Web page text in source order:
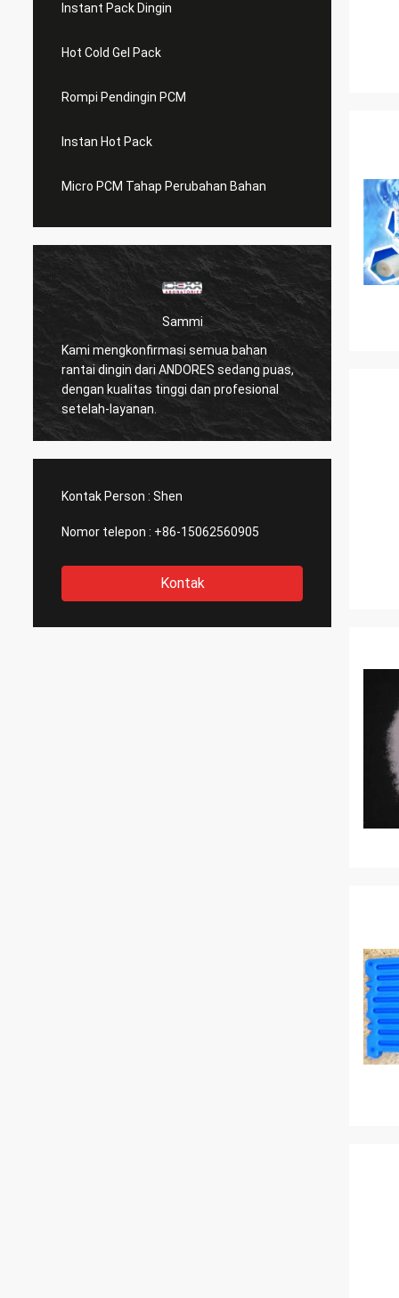
Instant Pack Dingin
Hot Cold Gel Pack
Rompi Pendingin PCM
Instan Hot Pack
Micro PCM Tahap Perubahan Bahan
Sammi
Kami mengkonfirmasi semua bahan
rantai dingin dari ANDORES sedang puas,
dengan kualitas tinggi dan profesional
setelah-layanan.
Kontak Person : Shen
Nomor telepon : +86-15062560905
Kontak